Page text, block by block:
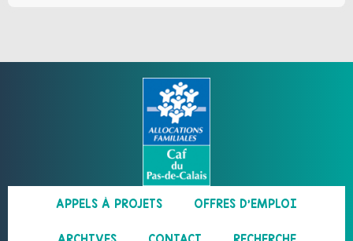
APPELS À PROJETS OFFRES D’EMPLOI